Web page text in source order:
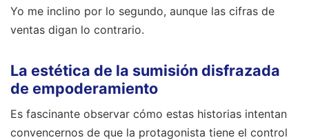
Yo me inclino por lo segundo, aunque las cifras de
ventas digan lo contrario.
La estética de la sumisión disfrazada
de empoderamiento
Es fascinante observar cómo estas historias intentan
convencernos de que la protagonista tiene el control